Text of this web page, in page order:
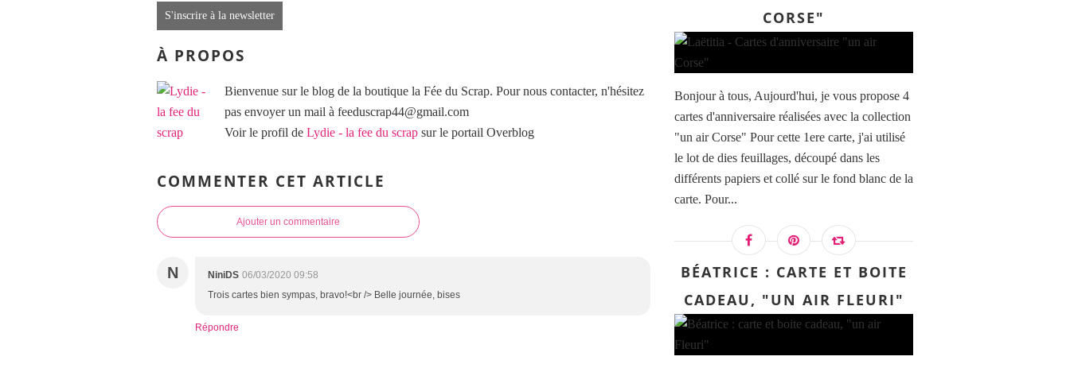
S'inscrire à la newsletter
À PROPOS
Bienvenue sur le blog de la boutique la Fée du Scrap. Pour nous contacter, n'hésitez
pas envoyer un mail à feeduscrap44@gmail.com
Voir le profil de Lydie - la fee du scrap sur le portail Overblog
COMMENTER CET ARTICLE
Ajouter un commentaire
N NiniDS 06/03/2020 09:58
Trois cartes bien sympas, bravo!<br /> Belle journée, bises
Répondre
CORSE"
Bonjour à tous, Aujourd'hui, je vous propose 4
cartes d'anniversaire réalisées avec la collection
"un air Corse" Pour cette 1ere carte, j'ai utilisé
le lot de dies feuillages, découpé dans les
différents papiers et collé sur le fond blanc de la
carte. Pour...
BÉATRICE : CARTE ET BOITE
CADEAU, "UN AIR FLEURI"